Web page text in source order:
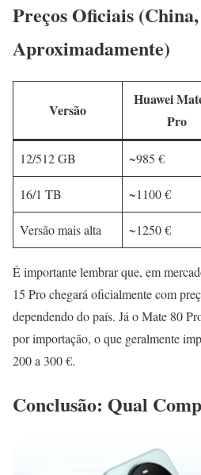
Preços Oficiais
Aproximadamente)
Versão
Huawei
Pro
12/512 GB ~985 €
16/1 TB ~1100 €
Versão mais alta ~1250 €
É importante lembrar que, em
15 Pro chegará oficialmente com
dependendo do país. Já o Mate 80
por importação, o que geralmente
200 a 300 €.
Conclusão: Qual